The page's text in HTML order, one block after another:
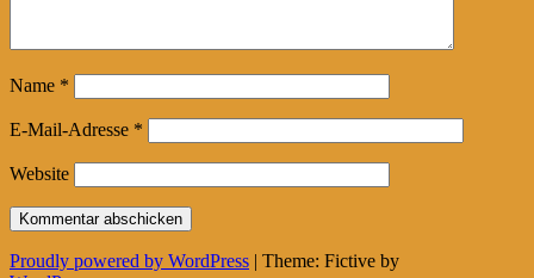
Name *
E-Mail-Adresse *
Website
Proudly powered by WordPress | Theme: Fictive by